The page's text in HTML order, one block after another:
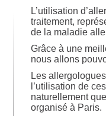
L’utilisation
traitement,
de la maladie
Grâce à une
nous allons
Les
l’utilisation de
naturellement
organisé à Paris.